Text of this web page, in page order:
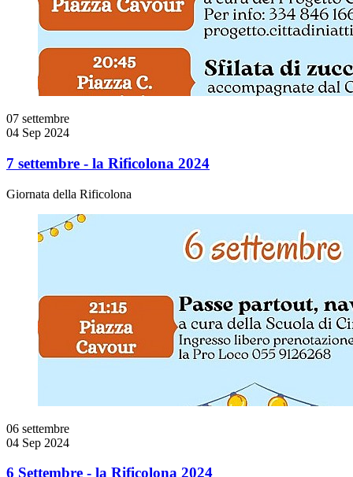
07 settembre
04 Sep 2024
7 settembre - la Rificolona 2024
Giornata della Rificolona
06 settembre
04 Sep 2024
6 Settembre - la Rificolona 2024